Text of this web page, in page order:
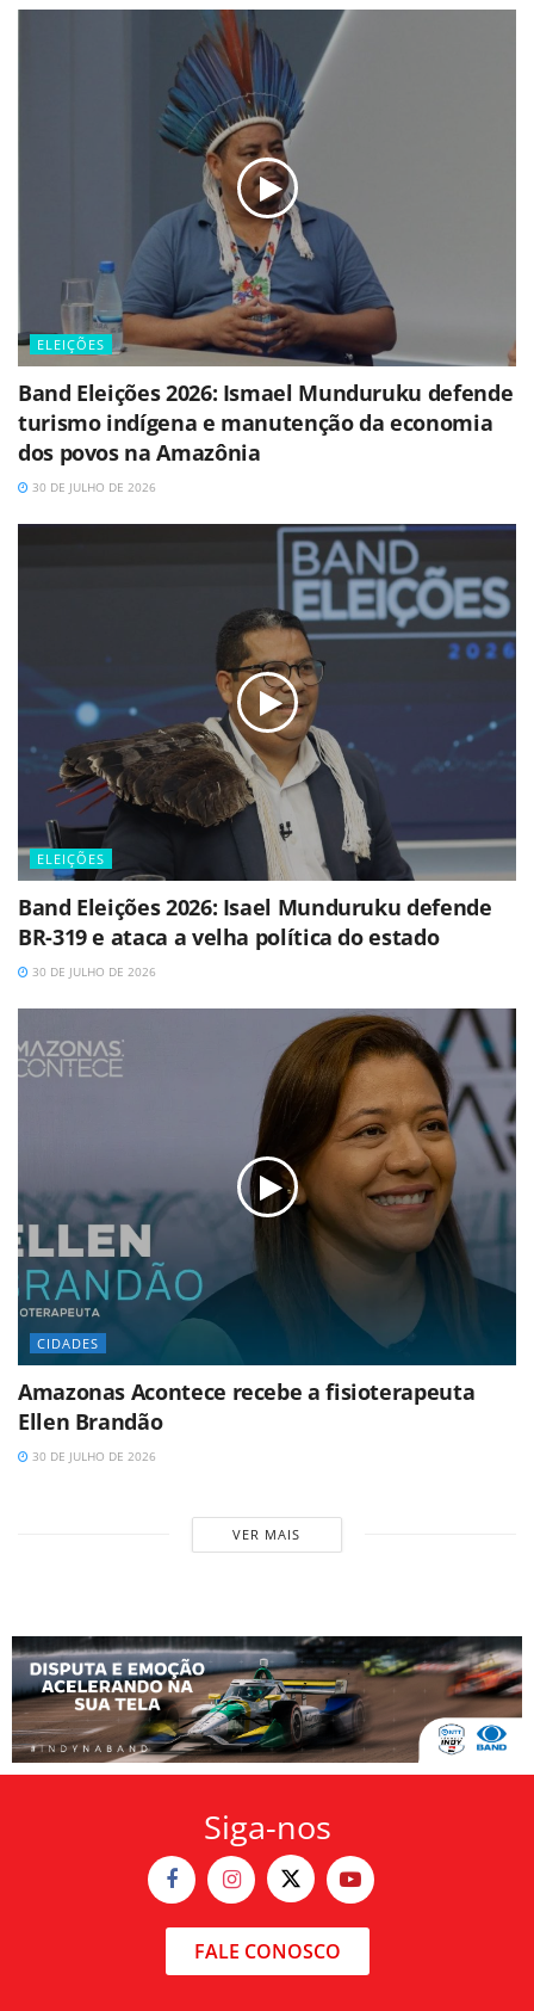
ELEIÇÕES
Band Eleições 2026: Ismael Munduruku defende
turismo indígena e manutenção da economia
dos povos na Amazônia
30 DE JULHO DE 2026
ELEIÇÕES
Band Eleições 2026: Isael Munduruku defende
BR-319 e ataca a velha política do estado
30 DE JULHO DE 2026
CIDADES
Amazonas Acontece recebe a fisioterapeuta
Ellen Brandão
30 DE JULHO DE 2026
VER MAIS
Siga-nos
FALE CONOSCO